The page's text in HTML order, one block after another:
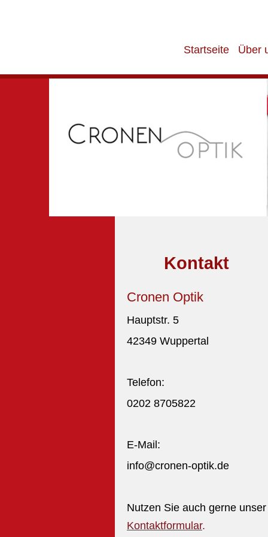
Startseite Über
Kontakt
Cronen Optik
Hauptstr. 5
42349 Wuppertal
Telefon:
0202 8705822
E-Mail:
info@cronen-optik.de
Nutzen Sie auch gerne unser
Kontaktformular.